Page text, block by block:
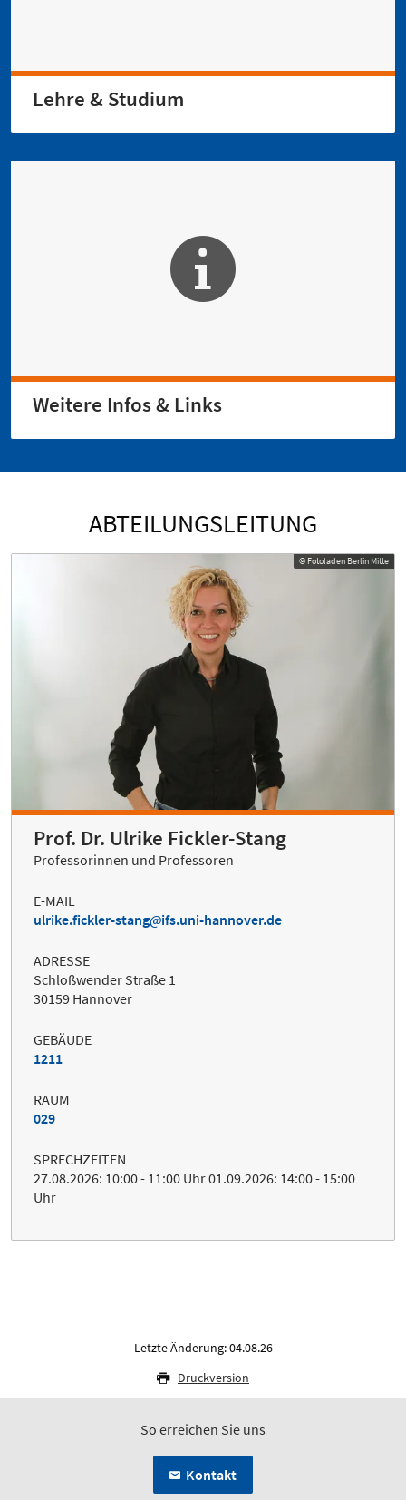
Lehre & Studium
Weitere Infos & Links
ABTEILUNGSLEITUNG
© Fotoladen Berlin Mitte
Prof. Dr. Ulrike Fickler-Stang
Professorinnen und Professoren
E-MAIL
ulrike.fickler-stang
ifs.uni-hannover.de
ADRESSE
Schloßwender Straße 1
30159 Hannover
GEBÄUDE
1211
RAUM
029
SPRECHZEITEN
27.08.2026: 10:00 - 11:00 Uhr 01.09.2026: 14:00 - 15:00
Uhr
Letzte Änderung: 04.08.26
Druckversion
So erreichen Sie uns
Kontakt